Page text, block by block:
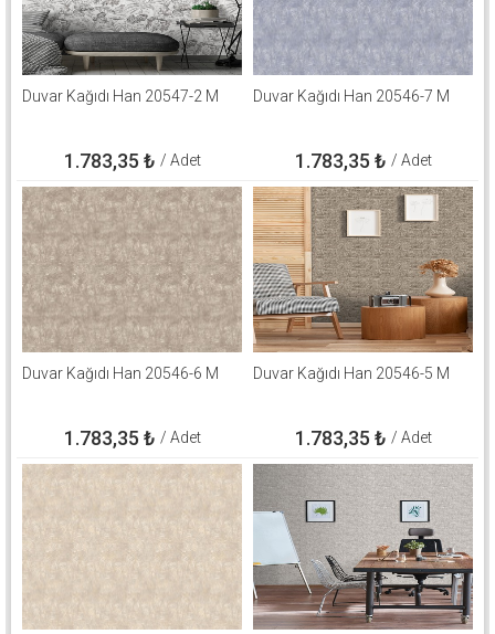
Duvar Kağıdı Han 20547-2 M
1.783,35 ₺ / Adet
Duvar Kağıdı Han 20546-7 M
1.783,35 ₺ / Adet
Duvar Kağıdı Han 20546-6 M
1.783,35 ₺ / Adet
Duvar Kağıdı Han 20546-5 M
1.783,35 ₺ / Adet